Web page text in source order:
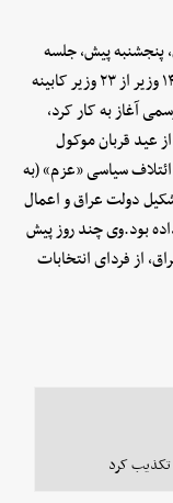
پنجشنبه پیش، جلسه
رأی اعتماد به کابینه الزیدی در پارلمان تشکیل شد و ۱۴ وزیر از ۲۳ وزیر کابینه
آغاز به کار کرد،
به بعد از عید قربان موکول
سیاسی «عزم» (به
دولت عراق و اعمال
بود.وی چند روز پیش
از فردای انتخابات
تکذیب کرد